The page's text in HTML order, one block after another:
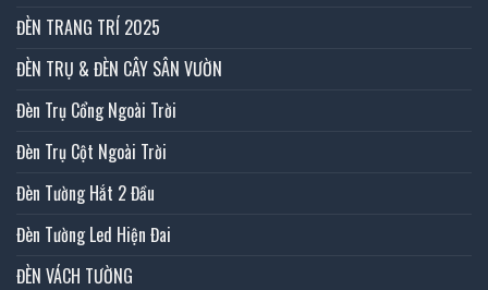
ĐÈN TRANG TRÍ 2025
ĐÈN TRỤ & ĐÈN CÂY SÂN VƯỜN
Đèn Trụ Cổng Ngoài Trời
Đèn Trụ Cột Ngoài Trời
Đèn Tường Hắt 2 Đầu
Đèn Tường Led Hiện Đai
ĐÈN VÁCH TƯỜNG